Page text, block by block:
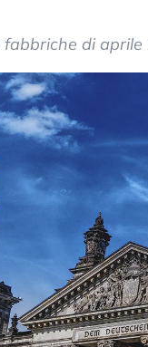
di aprile